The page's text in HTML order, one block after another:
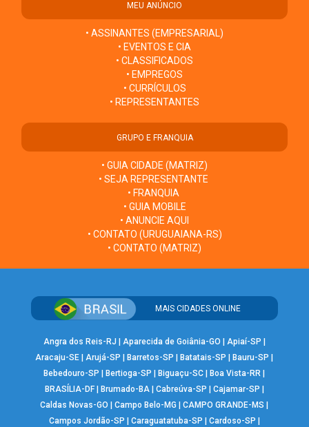
MEU ANÚNCIO
• ASSINANTES (EMPRESARIAL)
• EVENTOS E CIA
• CLASSIFICADOS
• EMPREGOS
• CURRÍCULOS
• REPRESENTANTES
GRUPO E FRANQUIA
• GUIA CIDADE (MATRIZ)
• SEJA REPRESENTANTE
• FRANQUIA
• GUIA MOBILE
• ANUNCIE AQUI
• CONTATO (URUGUAIANA-RS)
• CONTATO (MATRIZ)
MAIS CIDADES ONLINE
Angra dos Reis-RJ Aparecida de Goiânia-GO Apiaí-SP
Aracaju-SE |Arujá-SP Barretos-SP Batatais-SP Bauru-SP
Bebedouro-SP
Bertioga-SP Biguaçu-SC Boa Vista-RR
BRASÍLIA-DF| Brumado-BA| Cabreúva-SP Cajamar-SP
Caldas Novas-GO
|Campo Belo-MG |CAMPO GRANDE-MS
Campos Jordão-SP
Caraguatatuba-SP Cardoso-SP